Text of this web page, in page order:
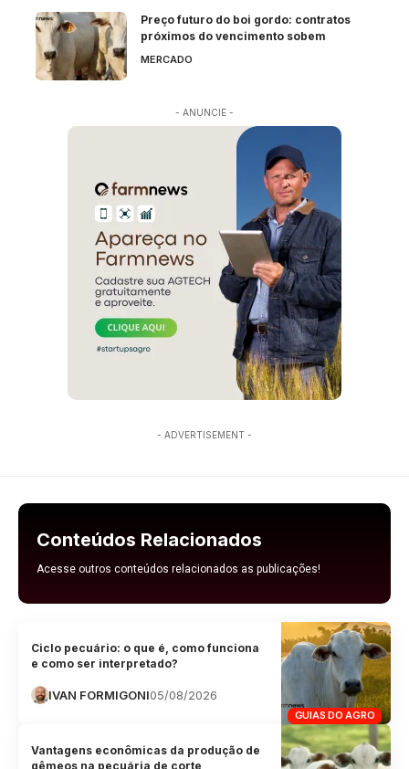
Preço futuro do boi gordo: contratos
próximos do vencimento sobem
MERCADO
- ANUNCIE -
- ADVERTISEMENT -
Conteúdos Relacionados
Acesse outros conteúdos relacionados as publicações!
GUIAS DO AGRO
Ciclo pecuário: o que é, como funciona
e como ser interpretado?
IVAN FORMIGONI05/08/2026
Vantagens econômicas da produção de
gêmeos na pecuária de corte